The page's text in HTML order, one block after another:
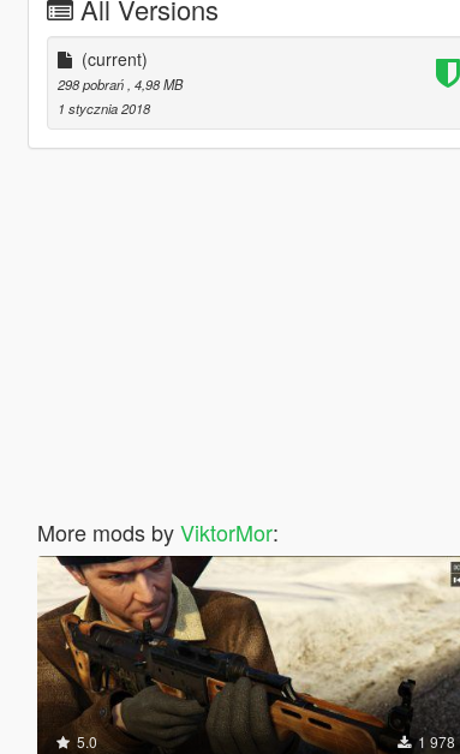
All Versions
(current)
298 pobrań , 4,98 MB
1 stycznia 2018
More mods byViktorMor:
5.0 1 978